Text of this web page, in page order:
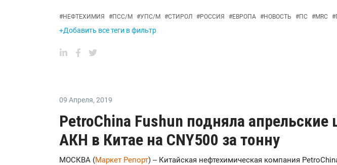
#НЕФТЕХИМИЯ #ПСС/М #УПС/М #СТИРОЛ #РОССИЯ #ЕВРОПА #НОВОСТЬ #ПС #MRC #
+Добавить все теги в фильтр
09 Апреля, 2019
PetroChina Fushun подняла апрельские
АКН в Китае на CNY500 за тонну
МОСКВА (Маркет Репорт) -- Китайская нефтехимическая компания